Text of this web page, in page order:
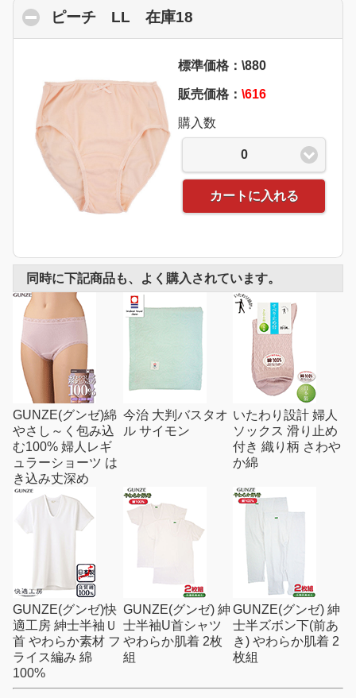
ピーチ LL 在庫18
標準価格：\880
販売価格： \616
購入数
0
カートに入れる
同時に下記商品も、よく購入されています。
GUNZE(グンゼ)綿
やさし～く包み込
む100% 婦人レギ
ュラーショーツ は
き込み丈深め
今治 大判バスタオ
ル サイモン
いたわり設計 婦人
ソックス 滑り止め
付き 織り柄 さわや
か綿
GUNZE(グンゼ)快
適工房 紳士半袖Ｕ
首 やわらか素材 フ
ライス編み 綿
100%
GUNZE(グンゼ) 紳
士半袖U首シャツ
やわらか肌着 2枚
組
GUNZE(グンゼ) 紳
士半ズボン下(前あ
き) やわらか肌着 2
枚組